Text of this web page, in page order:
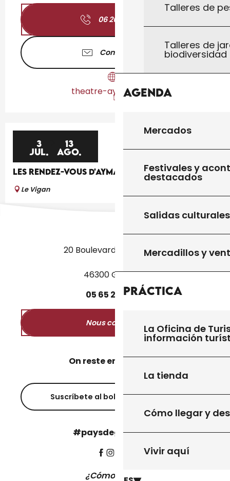
Talleres de
Talleres de
biodiversidad
Agenda
Mercados
Festivales y
destacados
Salidas culturales
Mercadillos y
Práctica
La Oficina de
información
La tienda
Cómo llegar y
Vivir aquí
06 26 94 71
Contáctenos
theatre-aymare.com
3
JUL.
13
AGO.
LES RENDEZ-VOUS D'AYMARE
Le Vigan
20 Boulevard des Martyrs
46300 Gourdon
05 65 27 5250
Nous contacter
On reste en contact ?
Suscríbete al boletín informativo
#paysdegourdon !
¿Cómo llegar?